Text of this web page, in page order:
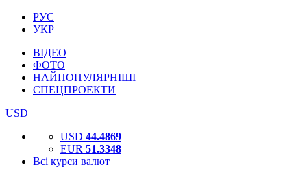
РУС
УКР
ВІДЕО
ФОТО
НАЙПОПУЛЯРНІШІ
СПЕЦПРОЕКТИ
USD
USD 44.4869
EUR 51.3348
Всі курси валют